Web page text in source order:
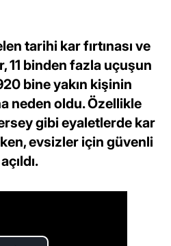
tarihi kar fırtınası ve
11 binden fazla uçuşun
bine yakın kişinin
neden oldu. Özellikle
gibi eyaletlerde kar
evsizler için güvenli